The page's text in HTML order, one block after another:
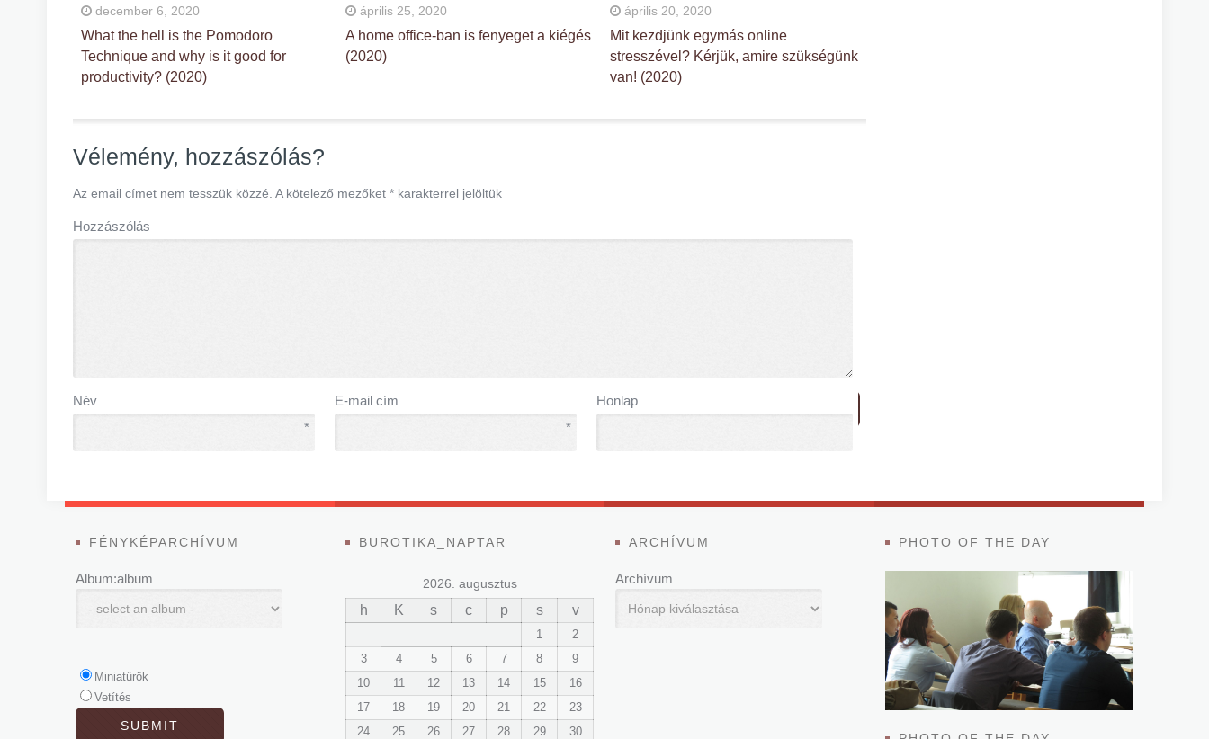
december 6, 2020
What the hell is the Pomodoro
Technique and why is it good for
productivity? (2020)
április 25, 2020
A home office-ban is fenyeget a kiégés
(2020)
április 20, 2020
Mit kezdjünk egymás online
stresszével? Kérjük, amire szükségünk
van! (2020)
Vélemény, hozzászólás?
Az email címet nem tesszük közzé. A kötelező mezőket * karakterrel jelöltük
Hozzászólás
Név
*
E-mail cím
*
Honlap
FÉNYKÉPARCHÍVUM
Album:album
Miniatűrök
Vetítés
BUROTIKA_NAPTAR
2026. augusztus
h K s c p s v
1
2
3
4 5 6 7 8
9
10
11 12 13 14 15
16
17
18 19 20 21 22
23
24
25 26 27 28 29 30
ARCHÍVUM
Archívum
PHOTO OF THE DAY